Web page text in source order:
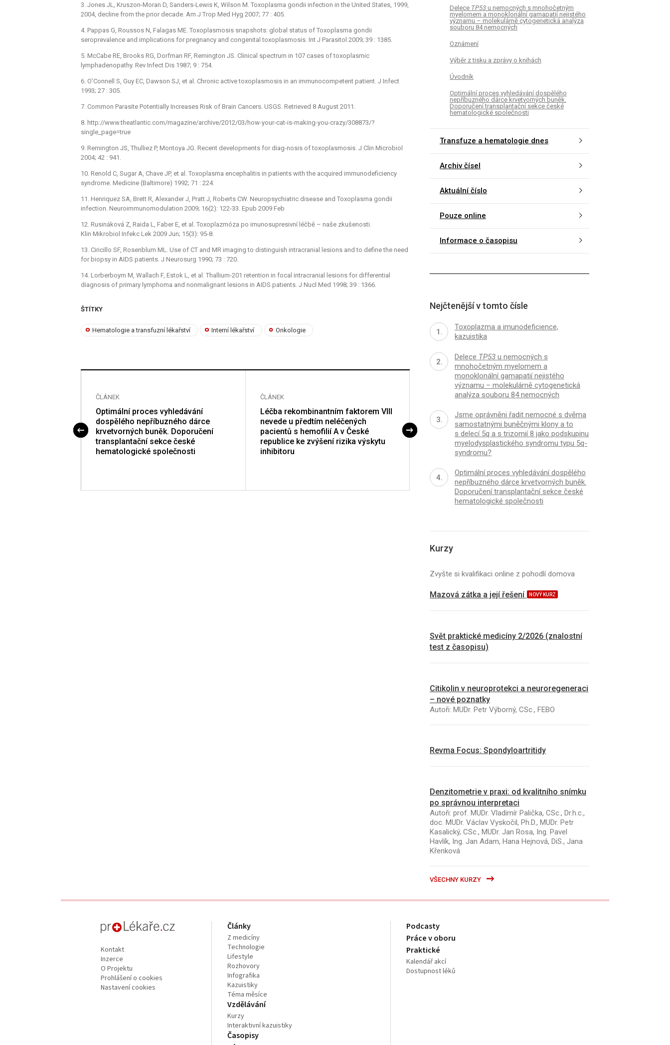
3. Jones JL, Kruszon-Moran D, Sanders-Lewis K, Wilson M. Toxoplasma gondii infection in the United States, 1999,
2004, decline from the prior decade. Am J Trop Med Hyg 2007; 77 : 405.
4. Pappas G, Roussos N, Falagas ME. Toxoplasmosis snapshots: global status of Toxoplasma gondii
seroprevalence and implications for pregnancy and congenital toxoplasmosis. Int J Parasitol 2009; 39 : 1385.
5. McCabe RE, Brooks RG, Dorfman RF, Remington JS. Clinical spectrum in 107 cases of toxoplasmic
lymphadenopathy. Rev Infect Dis 1987; 9 : 754.
6. O’Connell S, Guy EC, Dawson SJ, et al. Chronic active toxoplasmosis in an immunocompetent patient. J Infect
1993; 27 : 305.
7. Common Parasite Potentially Increases Risk of Brain Cancers. USGS. Retrieved 8 August 2011.
8. http://www.theatlantic.com/magazine/archive/2012/03/how-your-cat-is-making-you-crazy/308873/?
single_page=true
9. Remington JS, Thulliez P, Montoya JG. Recent developments for diag-nosis of toxoplasmosis. J Clin Microbiol
2004; 42 : 941.
10. Renold C, Sugar A, Chave JP, et al. Toxoplasma encephalitis in patients with the acquired immunodeficiency
syndrome. Medicine (Baltimore) 1992; 71 : 224.
11. Henriquez SA, Brett R, Alexander J, Pratt J, Roberts CW. Neuropsychiatric disease and Toxoplasma gondii
infection. Neuroimmunomodulation 2009; 16(2): 122-33. Epub 2009 Feb
12. Rusináková Z, Raida L, Faber E, et al. Toxoplazmóza po imunosupresivní léčbě –⁠ naše zkušenosti.
Klin Mikrobiol Infekc Lek 2009 Jun; 15(3): 95-8.
13. Ciricillo SF, Rosenblum ML. Use of CT and MR imaging to distinguish intracranial lesions and to define the need
for biopsy in AIDS patients. J Neurosurg 1990; 73 : 720.
14. Lorberboym M, Wallach F, Estok L, et al. Thallium-201 retention in focal intracranial lesions for differential
diagnosis of primary lymphoma and nonmalignant lesions in AIDS patients. J Nucl Med 1998; 39 : 1366.
ŠTÍTKY
Hematologie a transfuzní lékařství Interní lékařství Onkologie
ČLÁNEK
Optimální proces vyhledávání
dospělého nepříbuzného dárce
krvetvorných buněk. Doporučení
transplantační sekce české
hematologické společnosti
ČLÁNEK
Léčba rekombinantním faktorem VIII
nevede u předtím neléčených
pacientů s hemofilií A v České
republice ke zvýšení rizika výskytu
inhibitoru
Jsme oprávněni řadit nemocné
s dvěma samostatnými buněčnými
klony a to s delecí 5q a s trizomií 8
jako podskupinu
myelodysplastického syndromu typu
Delece TP53 u nemocných s mnohočetným
myelomem a monoklonální gamapatií nejistého
významu – molekulárně cytogenetická analýza
souboru 84 nemocných
Oznámení
Výběr z tisku a zprávy o knihách
Úvodník
Optimální proces vyhledávání dospělého
nepříbuzného dárce krvetvorných buněk.
Doporučení transplantační sekce české
hematologické společnosti
Transfuze a hematologie dnes
Archiv čísel
Aktuální číslo
Pouze online
Informace o časopisu
Nejčtenější v tomto čísle
Toxoplazma a imunodeficience,
kazuistika
Delece TP53u nemocných s
mnohočetným myelomem a
monoklonální gamapatií nejistého
významu – molekulárně cytogenetická
analýza souboru 84 nemocných
Jsme oprávněni řadit nemocné s dvěma
samostatnými buněčnými klony a to
s delecí 5q a s trizomií 8 jako podskupinu
myelodysplastického syndromu typu 5q-
syndromu?
Optimální proces vyhledávání dospělého
nepříbuzného dárce krvetvorných buněk.
Doporučení transplantační sekce české
hematologické společnosti
Kurzy
Zvyšte si kvalifikaci online z pohodlí domova
Mazová zátka a její řešení NOVÝ KURZ
Svět praktické medicíny 2/2026 (znalostní
test z časopisu)
Citikolin v neuroprotekci a neuroregeneraci
– nové poznatky
Autoři: MUDr. Petr Výborný, CSc., FEBO
Revma Focus: Spondyloartritidy
Denzitometrie v praxi: od kvalitního snímku
po správnou interpretaci
Autoři: prof. MUDr. Vladimír Palička, CSc., Dr.h.c.,
doc. MUDr. Václav Vyskočil, Ph.D., MUDr. Petr
Kasalický, CSc., MUDr. Jan Rosa, Ing. Pavel
Havlík, Ing. Jan Adam, Hana Hejnová, DiS., Jana
Křenková
VŠECHNY KURZY
Kontakt
Inzerce
O Projektu
Prohlášení o cookies
Nastavení cookies
Články
Z medicíny
Technologie
Lifestyle
Rozhovory
Infografika
Kazuistiky
Téma měsíce
Vzdělávání
Kurzy
Interaktivní kazuistiky
Časopisy
Podcasty
Práce v oboru
Praktické
Kalendář akcí
Dostupnost léků